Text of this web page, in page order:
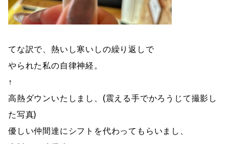
てな訳で、熱いし寒いしの繰り返しで
やられた私の自律神経。
↑
高熱ダウンいたしまし、(震える手でかろうじて撮影し
た写真)
優しい仲間達にシフトを代わってもらいまし、